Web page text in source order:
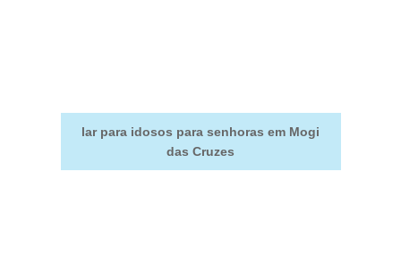
lar para idosos para senhoras em Mogi
das Cruzes